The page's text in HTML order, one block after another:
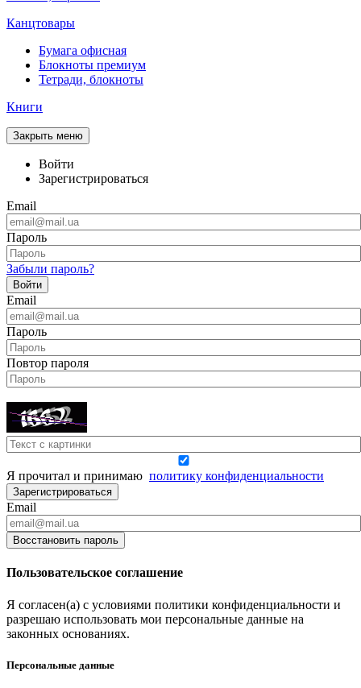
Канцтовары
Бумага офисная
Блокноты премиум
Тетради, блокноты
Книги
Закрыть меню
Войти
Зарегистрироваться
Email
Пароль
Забыли пароль?
Войти
Email
Пароль
Повтор пароля
Я прочитал и принимаю политику конфиденциальности
Зарегистрироваться
Email
Восстановить пароль
Пользовательское соглашение
Я согласен(а) с условиями политики конфиденциальности и
разрешаю использовать мои персональные данные на
законных основаниях.
Персональные данные